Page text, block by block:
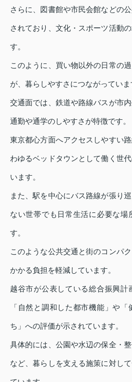
さらに、図書館や市民会館などの
されており、文化・スポーツ活動
す。
このように、買い物以外の日常の
が、暮らしやすさにつながっていま
交通面では、鉄道や路線バスが市
通勤や通学のしやすさが特徴です。
東京都心方面へアクセスしやすい
わゆるベッドタウンとして働く世
います。
また、駅を中心にバス路線が張り
ない世帯でも日常生活に必要な場
す。
このような公共交通と街のコンパ
かかる負担を軽減しています。
越谷市が公表している総合振興計
「自然と調和した都市機能」や
ち」への評価が示されています。
具体的には、公園や水辺の保全・
など、暮らしを支える施策に対し